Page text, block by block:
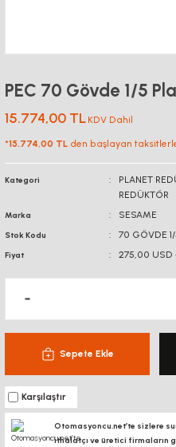
PEC 70 Gövde 1/5
15.774,00 TL KDV Dahil
*15.774,00 TL den başlayan
Kategori PLANET
REDÜKTÖR
Marka SESAME
Stok Kodu 70 GÖVDE
Fiyat 275,00 USD
Sepete Ekle
Karşılaştır
Otomasyoncu.net’te sizlere
ithalatçı ve üretici firmaların